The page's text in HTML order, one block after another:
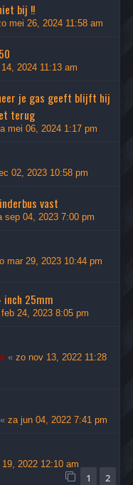
bij !!
mei 26, 2024 11:58 am
2024 11:13 am
je gas geeft blijft hij
terug
mei 06, 2024 1:17 pm
02, 2023 10:58 pm
vast
sep 04, 2023 7:00 pm
mar 29, 2023 10:44 pm
inch 25mm
24, 2023 8:05 pm
« zo nov 13, 2022 11:28
« za jun 04, 2022 7:41 pm
2022 12:10 am
1 2